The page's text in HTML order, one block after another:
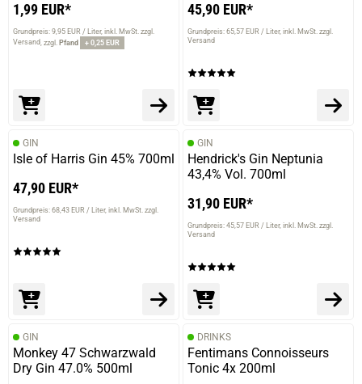
1,99 EUR*
Grundpreis: 9,95 EUR / Liter inkl. MwSt. zzgl.
Versand zzgl. Pfand + 0,25 EUR
45,90 EUR*
Grundpreis: 65,57 EUR / Liter inkl. MwSt. zzgl.
Versand
GIN
Isle of Harris Gin 45% 700ml
47,90 EUR*
Grundpreis: 68,43 EUR / Liter inkl. MwSt. zzgl.
Versand
GIN
Hendrick's Gin Neptunia
43,4% Vol. 700ml
31,90 EUR*
Grundpreis: 45,57 EUR / Liter inkl. MwSt. zzgl.
Versand
GIN
Monkey 47 Schwarzwald
Dry Gin 47.0% 500ml
DRINKS
Fentimans Connoisseurs
Tonic 4x 200ml